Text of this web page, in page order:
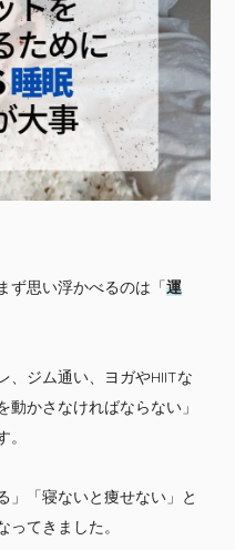
ず思い浮かべるのは「運
、ジム通い、ヨガやHIITな
かさなければならない」
」「寝ないと痩せない」と
てきました。